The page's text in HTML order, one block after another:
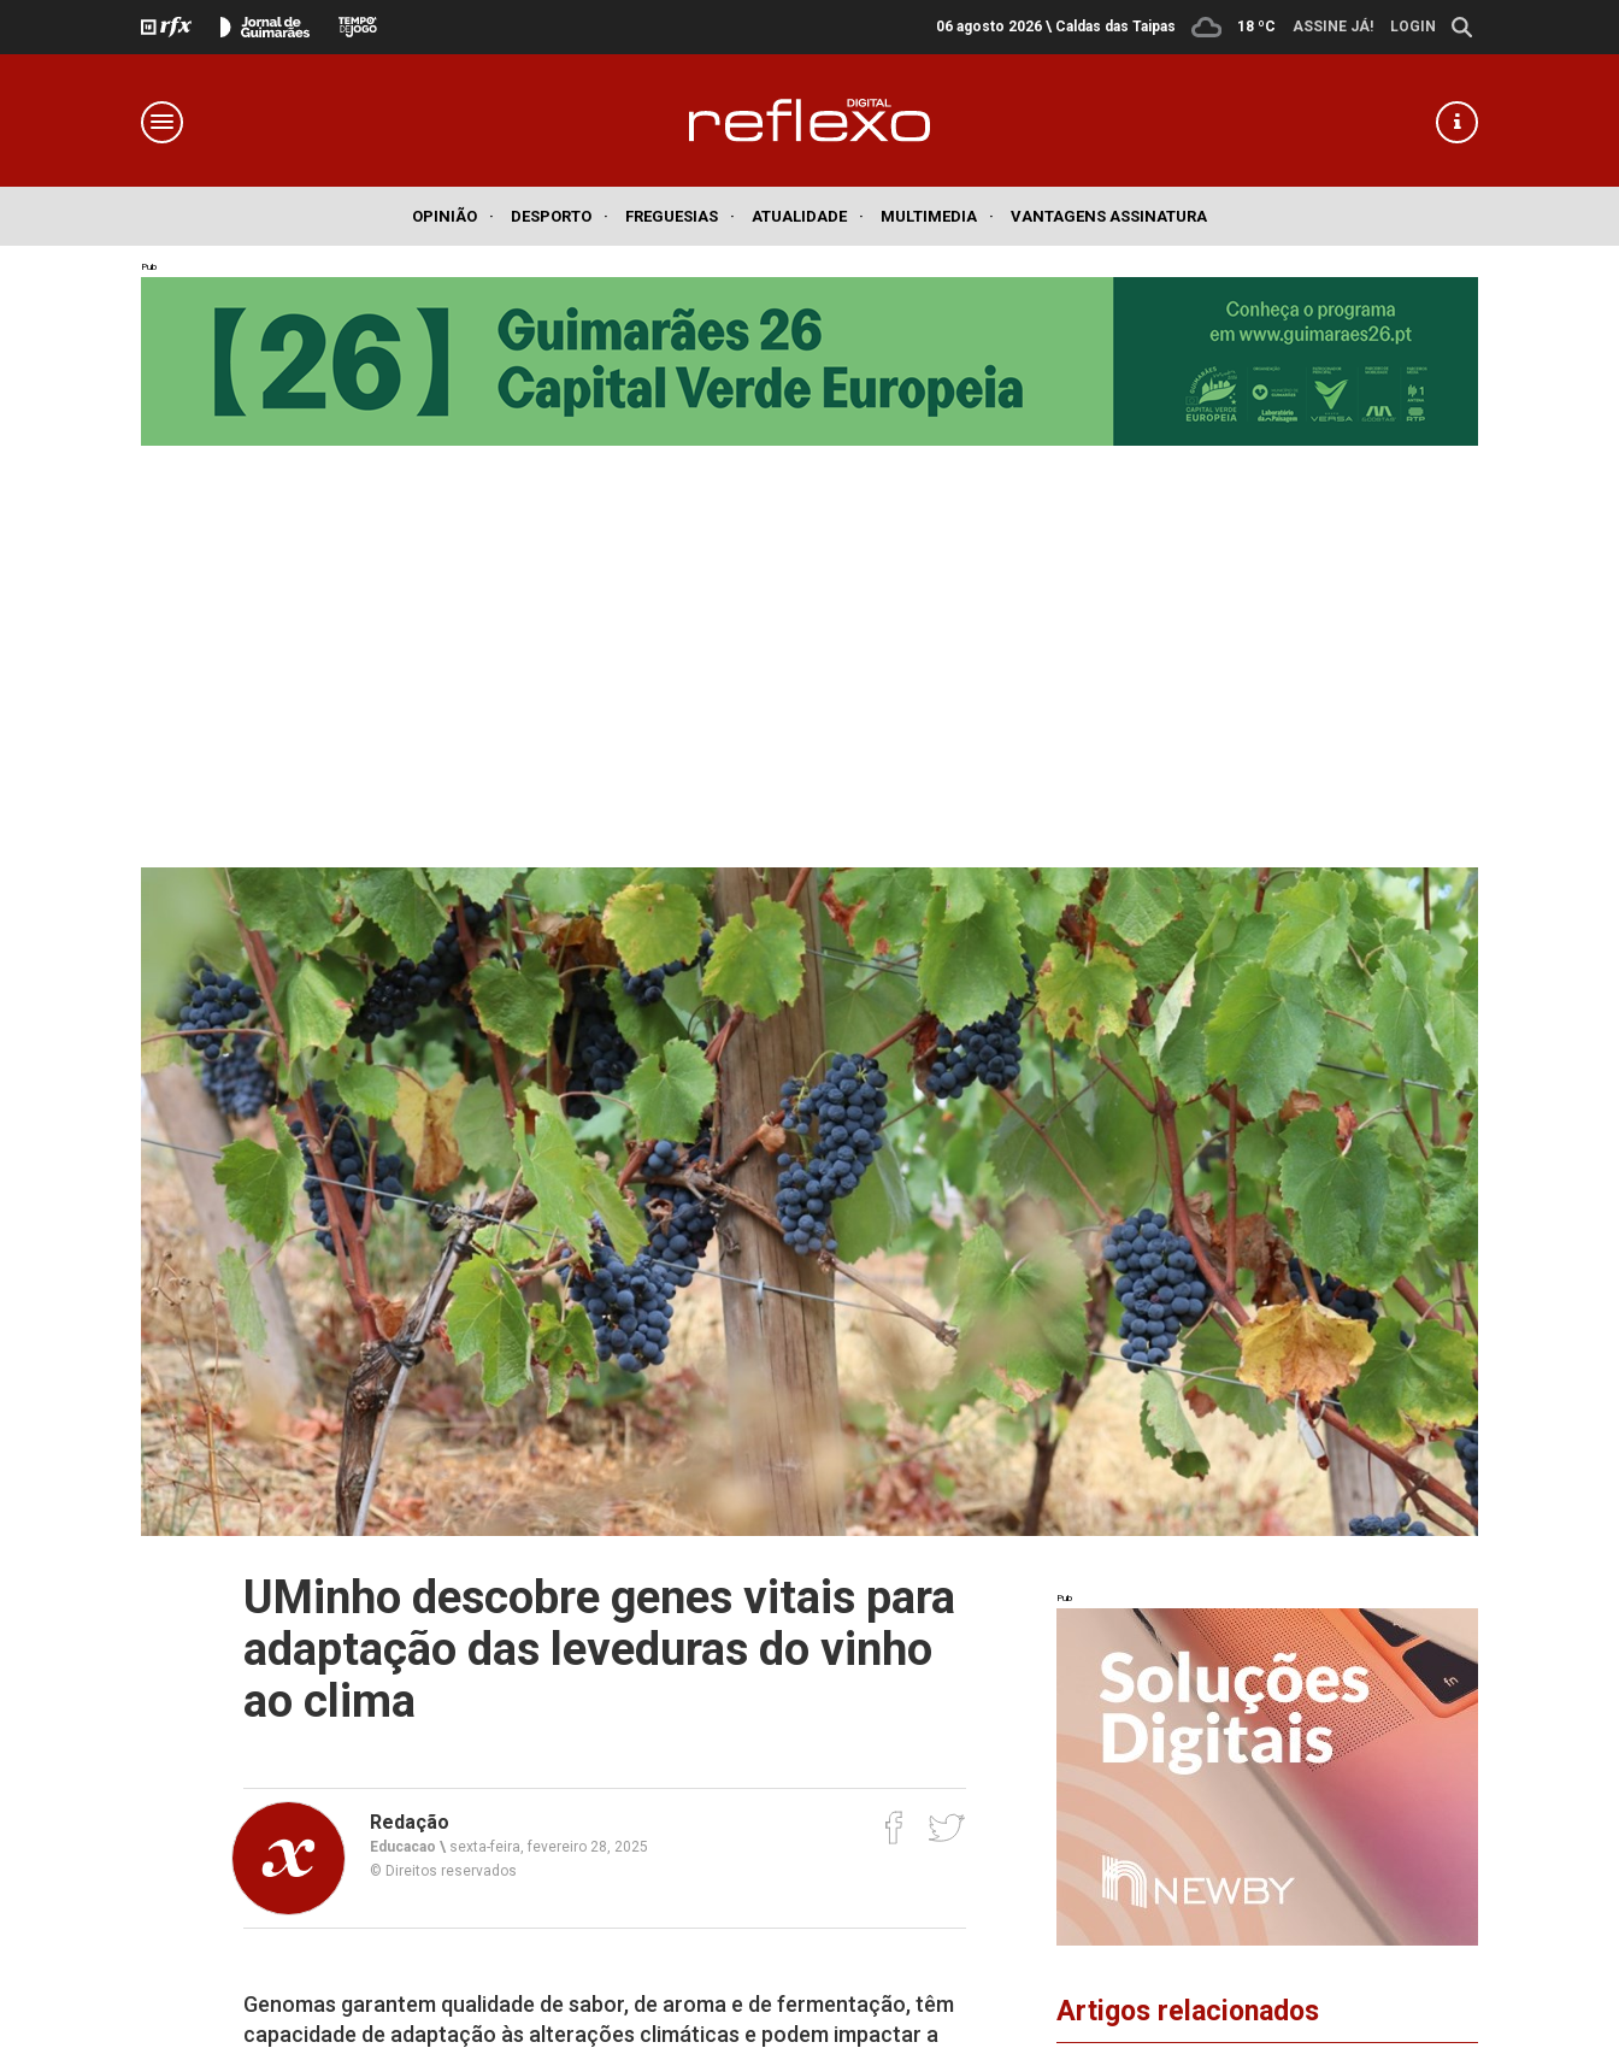
06 agosto 2026 \ Caldas das Taipas 18 ºC ASSINE JÁ! LOGIN
OPINIÃO · DESPORTO · FREGUESIAS · ATUALIDADE · MULTIMEDIA · VANTAGENS ASSINATURA
Pub
UMinho descobre genes vitais para
adaptação das leveduras do vinho
ao clima
Redação
Educacao \ sexta-feira, fevereiro 28, 2025
© Direitos reservados
Genomas garantem qualidade de sabor, de aroma e de fermentação, têm
capacidade de adaptação às alterações climáticas e podem impactar a
Pub
Artigos relacionados